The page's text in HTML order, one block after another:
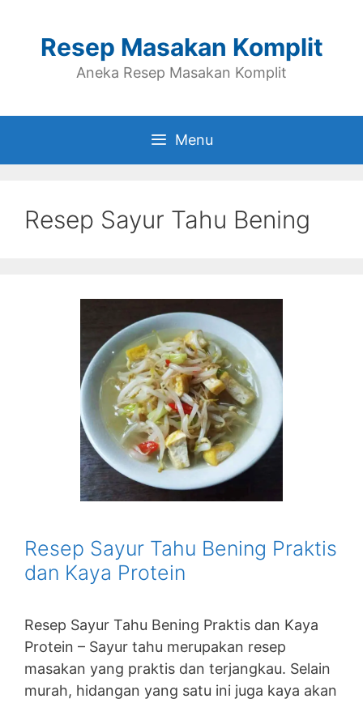
contentResep Masakan Komplit
Aneka Resep Masakan Komplit
Menu
Resep Sayur Tahu Bening
Resep Sayur Tahu Bening Praktis
dan Kaya Protein
Resep Sayur Tahu Bening Praktis dan Kaya
Protein – Sayur tahu merupakan resep
masakan yang praktis dan terjangkau. Selain
murah, hidangan yang satu ini juga kaya akan